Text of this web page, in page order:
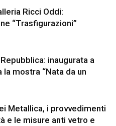
Ricci Oddi:
“Trasfigurazioni”
inaugurata a
la mostra “Nata da un
Metallica, i provvedimenti
e le misure anti vetro e